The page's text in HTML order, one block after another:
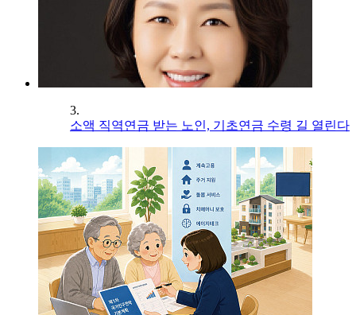
3.
소액 직역연금 받는 노인, 기초연금 수령 길 열린다